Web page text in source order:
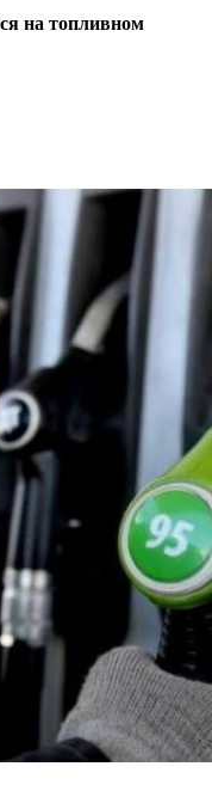
на топливном